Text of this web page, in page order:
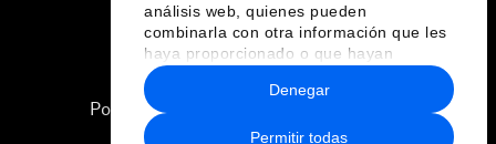
análisis web, quienes pueden
combinarla con otra información que les
haya proporcionado o que hayan
recopilado a partir del uso que haya
hecho de sus servicios.
Permitir todas
Denegar
Política de privacidad y normas de uso